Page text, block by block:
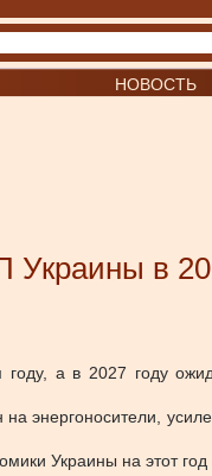
НОВОСТЬ
Украины в
а в 2027 году
энергоносители,
Украины на этот